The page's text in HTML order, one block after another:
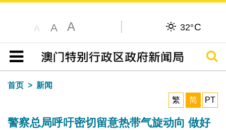
A A A 32°C
目录
搜寻
首页
新闻
繁
简 PT
警察总局呼吁密切留意热带气旋动向 做好